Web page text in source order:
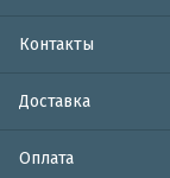
Контакты
Доставка
Оплата